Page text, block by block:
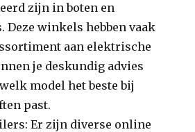
zijn in boten en
Deze winkels hebben vaak
aan elektrische
je deskundig advies
model het beste bij
past.
Er zijn diverse online